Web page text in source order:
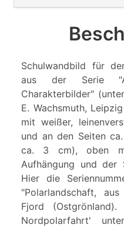
Schulwandbild für
aus der Serie
Charakterbilder"
E. Wachsmuth,
mit weißer,
und an den Seiten
ca. 3 cm), oben
Aufhängung und der
Hier die
"Polarlandschaft,
Fjord
Nordpolarfahrt'